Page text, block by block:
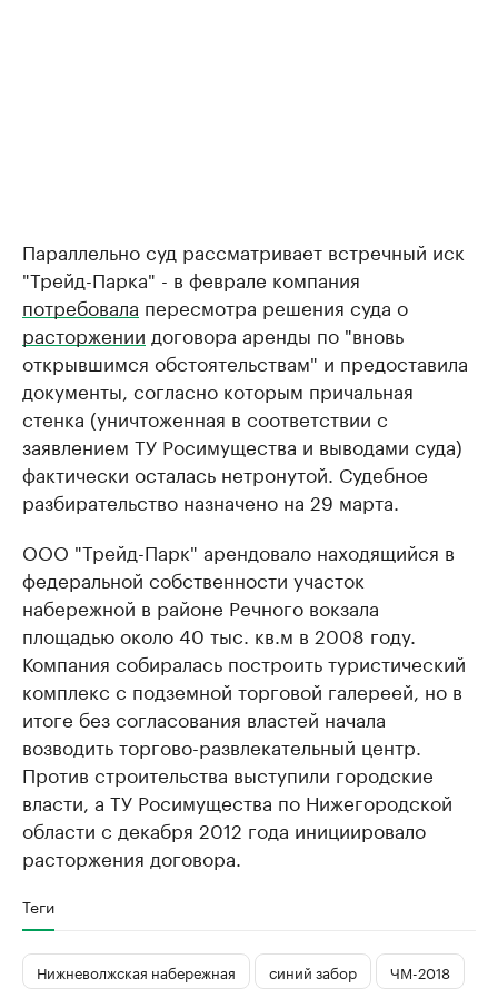
Параллельно суд рассматривает встречный иск
"Трейд-Парка" - в феврале компания
потребовала пересмотра решения суда о
расторжении договора аренды по "вновь
открывшимся обстоятельствам" и предоставила
документы, согласно которым причальная
стенка (уничтоженная в соответствии с
заявлением ТУ Росимущества и выводами суда)
фактически осталась нетронутой. Судебное
разбирательство назначено на 29 марта.
ООО "Трейд-Парк" арендовало находящийся в
федеральной собственности участок
набережной в районе Речного вокзала
площадью около 40 тыс. кв.м в 2008 году.
Компания собиралась построить туристический
комплекс с подземной торговой галереей, но в
итоге без согласования властей начала
возводить торгово-развлекательный центр.
Против строительства выступили городские
власти, а ТУ Росимущества по Нижегородской
области с декабря 2012 года инициировало
расторжения договора.
Теги
Нижневолжская набережная синий забор
ЧМ-2018